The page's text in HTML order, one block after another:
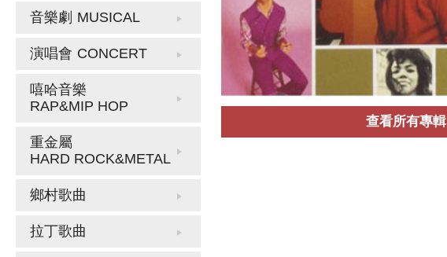
音樂劇 MUSICAL
演唱會 CONCERT
嘻哈音樂
RAP&MIP HOP
重金屬
HARD ROCK&METAL
鄉村歌曲
拉丁歌曲
查看所有專輯